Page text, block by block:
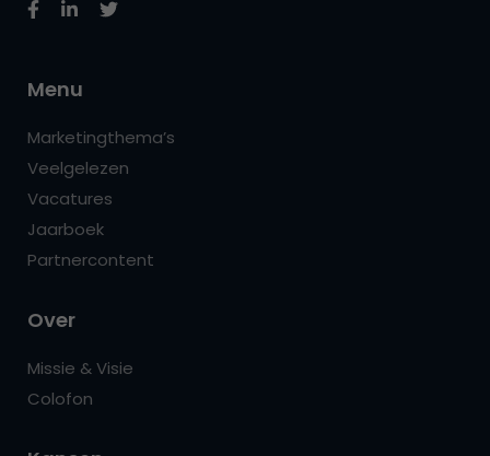
Menu
Marketingthema’s
Veelgelezen
Vacatures
Jaarboek
Partnercontent
Over
Missie & Visie
Colofon